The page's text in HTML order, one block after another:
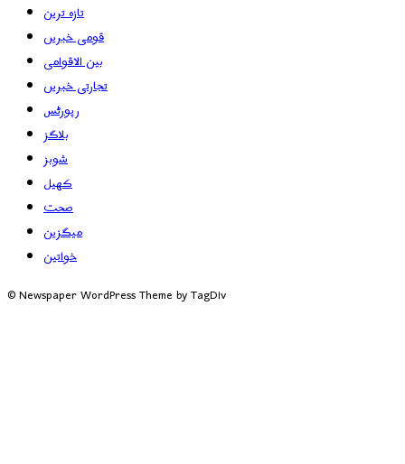
تازہ ترین
قومی خبریں
بین الاقوامی
تجارتی خبریں
رپورٹس
بلاگز
شوبز
کھیل
صحت
میگزین
خواتین
© Newspaper WordPress Theme by TagDiv